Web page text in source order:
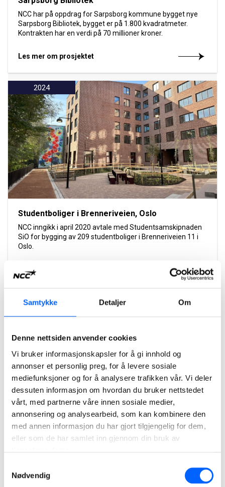
Samtykke Detaljer Om
Denne nettsiden anvender cookies
Vi bruker informasjonskapsler for å gi innhold og
annonser et personlig preg, for å levere sosiale
mediefunksjoner og for å analysere trafikken vår. Vi deler
dessuten informasjon om hvordan du bruker nettstedet
vårt, med partnerne våre innen sosiale medier,
annonsering og analysearbeid, som kan kombinere den
med annen informasjon du har gjort tilgjengelig for dem,
eller som de har samlet inn gjennom din bruk av
Nødvendig
NCC har på oppdrag for Sarpsborg kommune bygget nye
Sarpsborg Bibliotek, bygget er på 1.800 kvadratmeter.
Kontrakten har en verdi på 70 millioner kroner.
Les mer om prosjektet
2024
Studentboliger i Brenneriveien, Oslo
NCC inngikk i april 2020 avtale med Studentsamskipnaden
SiO for bygging av 209 studentboliger i Brenneriveien 11 i
Oslo.
Les mer om prosjektet
2024
Undersjøiske tunneler, Færøyene
På Færøyene har NCC siden 2016 ferdigstilt to veitunneler
Les mer om prosjektet